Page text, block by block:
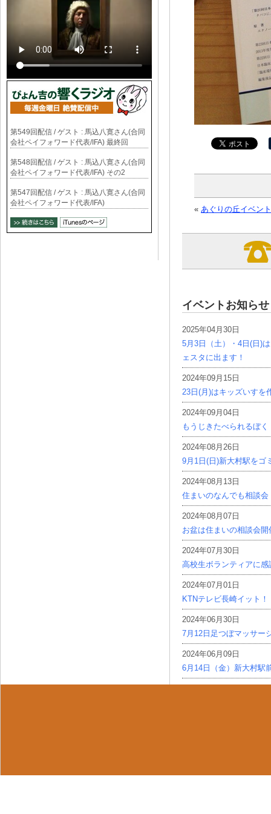
« あぐりの丘イベン
イベントお知らせ
2025年04月30日
5月3日（土）・4日(日)
ェスタに出ます！
2024年09月15日
23日(月)はキッズいすを
2024年09月04日
もうじきたべられるぼく
2024年08月26日
9月1日(日)新大村駅をゴ
2024年08月13日
住まいのなんでも相談会
2024年08月07日
お盆は住まいの相談会開
2024年07月30日
高校生ボランティアに感
2024年07月01日
KTNテレビ長崎イット！
2024年06月30日
7月12日足つぼマッサー
2024年06月09日
6月14日（金）新大村駅
第549回配信 / ゲスト : 馬込八寛さん(合同
会社ペイフォワード代表/IFA) 最終回
第548回配信 / ゲスト : 馬込八寛さん(合同
会社ペイフォワード代表/IFA) その2
第547回配信 / ゲスト : 馬込八寛さん(合同
会社ペイフォワード代表/IFA)